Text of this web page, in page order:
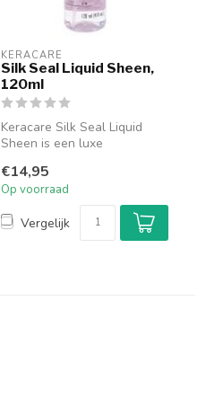
KERACARE
Silk Seal Liquid Sheen,
120ml
Keracare Silk Seal Liquid
Sheen is een luxe
prachtig...
€14,95
Op voorraad
Vergelijk